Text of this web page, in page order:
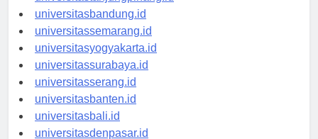
universitastanjungpinang.id
universitasbandung.id
universitassemarang.id
universitasyogyakarta.id
universitassurabaya.id
universitasserang.id
universitasbanten.id
universitasbali.id